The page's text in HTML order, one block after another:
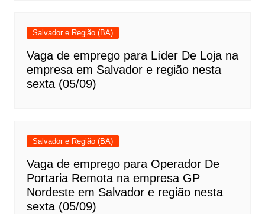
Salvador e Região (BA)
Vaga de emprego para Líder De Loja na
empresa em Salvador e região nesta
sexta (05/09)
Salvador e Região (BA)
Vaga de emprego para Operador De
Portaria Remota na empresa GP
Nordeste em Salvador e região nesta
sexta (05/09)